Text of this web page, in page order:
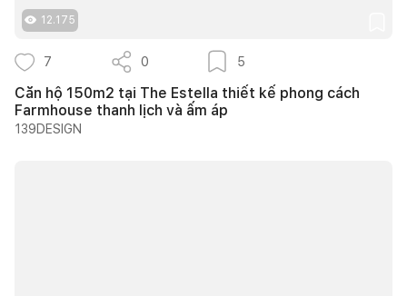
12.175
7 0 5
Căn hộ 150m2 tại The Estella thiết kế phong cách
Farmhouse thanh lịch và ấm áp
139DESIGN